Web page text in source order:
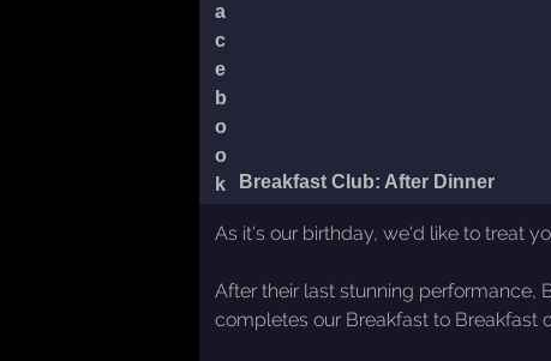
Breakfast Club: After Dinner
As it's our birthday, we'd like to treat
After their last stunning performance,
completes our Breakfast to Breakfast